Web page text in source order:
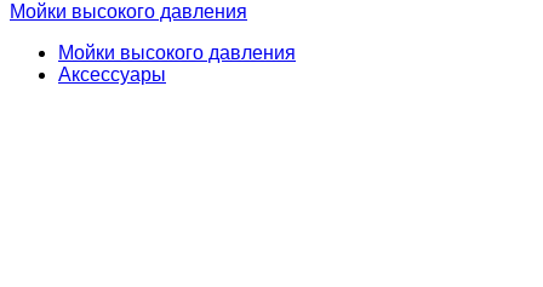
Мойки высокого давления
Мойки высокого давления
Аксессуары